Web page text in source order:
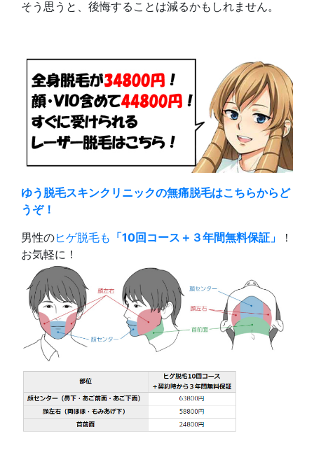
そう思うと、後悔することは減るかもしれません。
ゆう脱毛スキンクリニックの無痛脱毛はこちらからど
うぞ！
男性のヒゲ脱毛も 「10回コース＋３年間無料保証」
！
お気軽に！